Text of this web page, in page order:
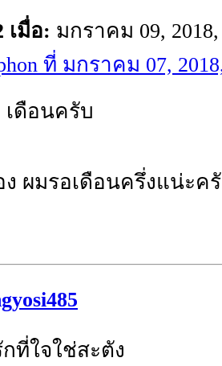
เมื่อ: มกราคม 09, 2018,
ที่ มกราคม 07,
ดือนครับ
ง ผมรอเดือนครึ่งแน่ะค
ที่ใจใช่สะตัง